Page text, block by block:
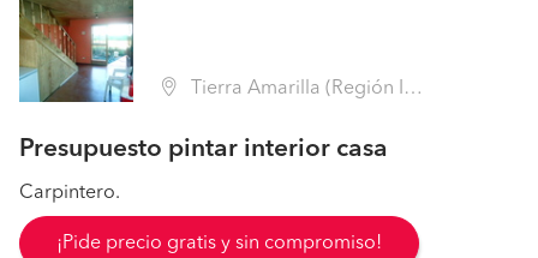
Tierra Amarilla (Región III Atacama - Copiapó)
Presupuesto pintar interior casa
Carpintero.
¡Pide precio gratis y sin compromiso!